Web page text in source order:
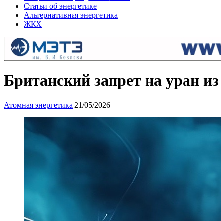
Статьи об энергетике
Альтернативная энергетика
ЖКХ
Британский запрет на уран
Атомная энергетика 21/05/2026